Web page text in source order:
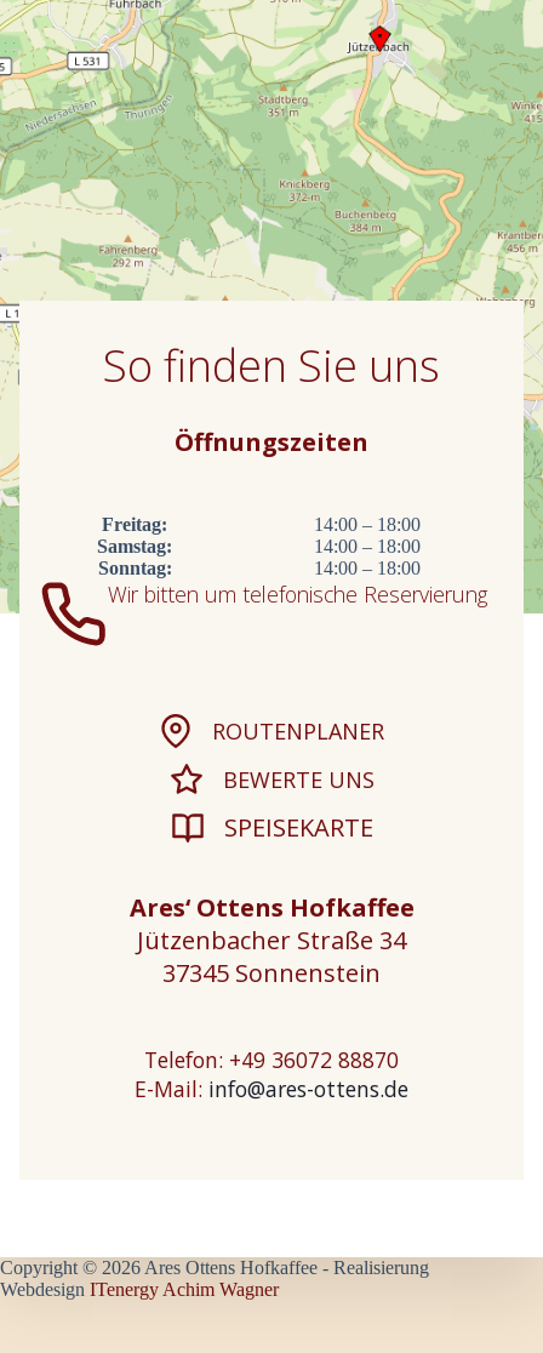
So finden Sie uns
Öffnungszeiten
Freitag:
14:00 – 18:00
Samstag:
14:00 – 18:00
Sonntag:
14:00 – 18:00
Wir bitten um telefonische Reservierung
ROUTENPLANER
BEWERTE UNS
SPEISEKARTE
Ares‘ Ottens Hofkaffee
Jützenbacher Straße 34
37345 Sonnenstein
Telefon: +49 36072 88870
E-Mail: info@ares-ottens.de
Copyright © 2026 Ares Ottens Hofkaffee - Realisierung
Webdesign ITenergy Achim Wagner